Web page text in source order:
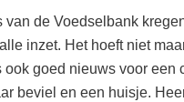
van de Voedselbank
inzet. Het hoeft niet
ook goed nieuws voor een
beviel en een huisje.